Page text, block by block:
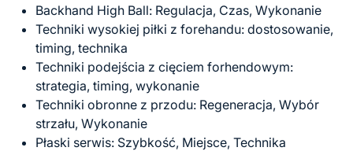
Backhand High Ball: Regulacja, Czas, Wykonanie
Techniki wysokiej piłki z forehandu: dostosowanie,
timing, technika
Techniki podejścia z cięciem forhendowym:
strategia, timing, wykonanie
Techniki obronne z przodu: Regeneracja, Wybór
strzału, Wykonanie
Płaski serwis: Szybkość, Miejsce, Technika